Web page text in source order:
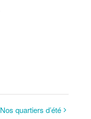
Nos quartiers d’été